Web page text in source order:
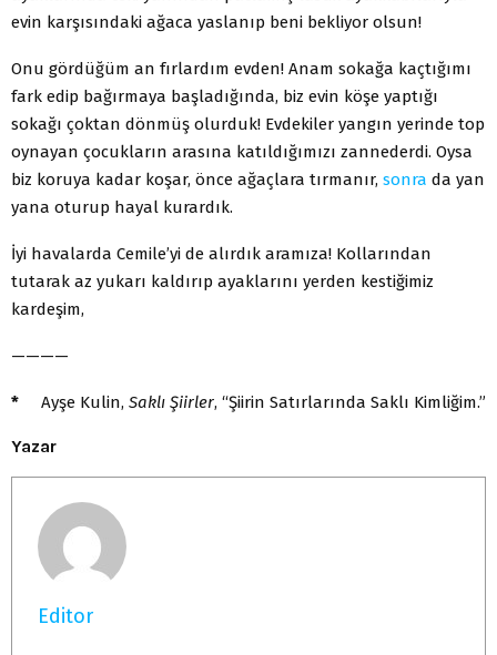
evin karşısındaki ağaca yaslanıp beni bekliyor olsun!
Onu gördüğüm an fırlardım evden! Anam sokağa kaçtığımı
fark edip bağırmaya başladığında, biz evin köşe yaptığı
sokağı çoktan dönmüş olurduk! Evdekiler yangın yerinde top
oynayan çocukların arasına katıldığımızı zannederdi. Oysa
biz koruya kadar koşar, önce ağaçlara tırmanır, sonra da yan
yana oturup hayal kurardık.
İyi havalarda Cemile’yi de alırdık aramıza! Kollarından
tutarak az yukarı kaldırıp ayaklarını yerden kestiğimiz
kardeşim,
————
* Ayşe Kulin, Saklı Şiirler, “Şiirin Satırlarında Saklı Kimliğim.”
Yazar
Editor